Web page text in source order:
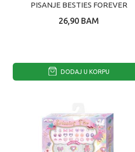
PISANJE BESTIES FOREVER
26,90 BAM
DODAJ U KORPU